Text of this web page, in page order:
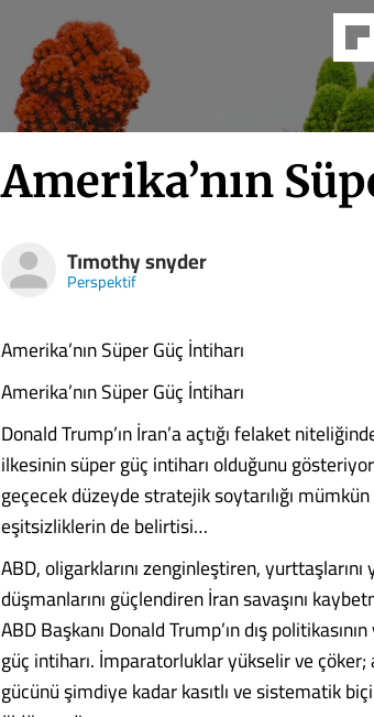
Amerika’nın
Tımothy snyder
Perspektif
Amerika’nın Süper Güç İntiharı
Amerika’nın Süper Güç İntiharı
Donald Trump’ın İran’a açtığı felaket
ilkesinin süper güç intiharı olduğunu
geçecek düzeyde stratejik soytarılığı
eşitsizliklerin de belirtisi…
ABD, oligarklarını zenginleştiren,
düşmanlarını güçlendiren İran savaşını
ABD Başkanı Donald Trump’ın dış
güç intiharı. İmparatorluklar yükselir ve
gücünü şimdiye kadar kasıtlı ve sistematik